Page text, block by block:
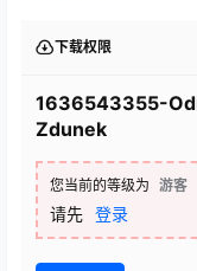
下载权限
1636543355-
Zdunek
您当前的等级为 游客
请先 登录